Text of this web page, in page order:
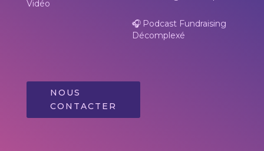
Vidéo
🎧 Podcast Fundraising
Décomplexé
NOUS
CONTACTER